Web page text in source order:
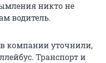
никто не
водитель.
в компании уточнили,
Транспорт и